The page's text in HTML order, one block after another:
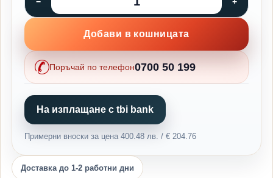
Добави в кошницата
Поръчай по телефон0700 50 199
На изплащане с tbi bank
Примерни вноски за цена 400.48 лв. / € 204.76
Доставка до 1-2 работни дни